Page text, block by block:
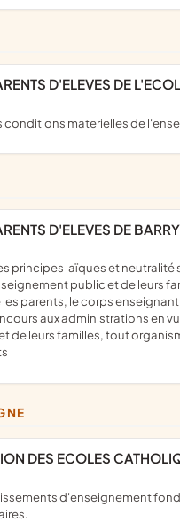
D'ELEVES DE
conditions materielles de
D'ELEVES DE
public et de leurs
parents, le corps
aux administrations en
de leurs familles, tout
DES ECOLES